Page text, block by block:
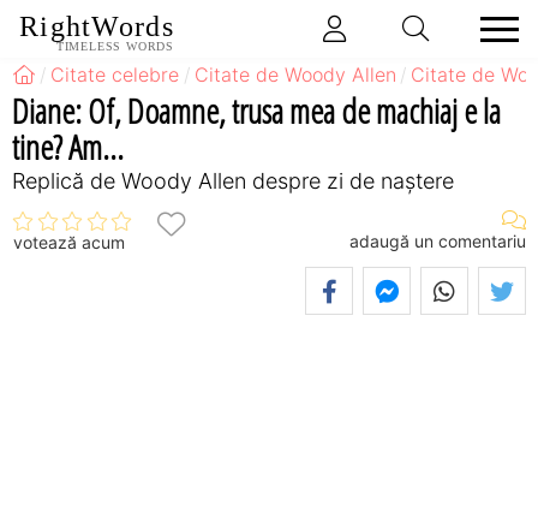
RightWords
TIMELESS WORDS
Citate celebre Citate de Woody Allen Citate de
Diane: Of, Doamne, trusa mea de machiaj e la
tine? Am...
Replică de Woody Allen despre zi de naștere
votează acum adaugă un comentariu